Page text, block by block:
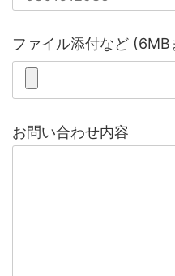
ファイル添付など (6MB
お問い合わせ内容